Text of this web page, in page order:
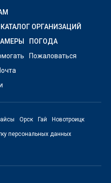
КАТАЛОГ ОРГАНИЗАЦИЙ
ПОГОДА
Пожаловаться
Орск Гай Новотроицк
персональных данных